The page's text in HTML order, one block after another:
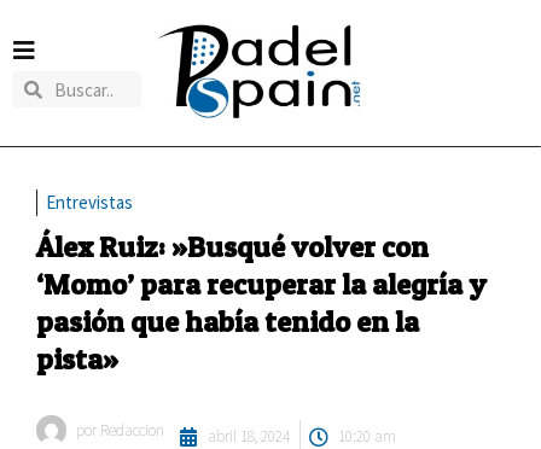
Entrevistas
Álex Ruiz: »Busqué volver con
‘Momo’ para recuperar la alegría y
pasión que había tenido en la
pista»
por Redaccion abril 18, 2024 10:20 am